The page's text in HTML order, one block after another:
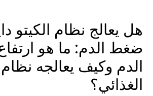
هل يعالج نظام الكيتو
ضغط الدم: ما هو
الدم وكيف يعالجه نظام
الغذائي؟